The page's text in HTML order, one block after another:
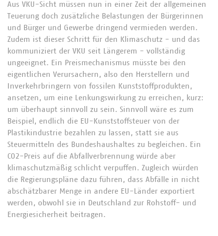
Aus VKU-Sicht müssen nun in einer Zeit der allgemeinen
Teuerung doch zusätzliche Belastungen der Bürgerinnen
und Bürger und Gewerbe dringend vermieden werden.
Zudem ist dieser Schritt für den Klimaschutz - und das
kommuniziert der VKU seit Längerem - vollständig
ungeeignet. Ein Preismechanismus müsste bei den
eigentlichen Verursachern, also den Herstellern und
Inverkehrbringern von fossilen Kunststoffprodukten,
ansetzen, um eine Lenkungswirkung zu erreichen, kurz:
um überhaupt sinnvoll zu sein. Sinnvoll wäre es zum
Beispiel, endlich die EU-Kunststoffsteuer von der
Plastikindustrie bezahlen zu lassen, statt sie aus
Steuermitteln des Bundeshaushaltes zu begleichen. Ein
CO2-Preis auf die Abfallverbrennung würde aber
klimaschutzmäßig schlicht verpuffen. Zugleich würden
die Regierungspläne dazu führen, dass Abfälle in nicht
abschätzbarer Menge in andere EU-Länder exportiert
werden, obwohl sie in Deutschland zur Rohstoff- und
Energiesicherheit beitragen.